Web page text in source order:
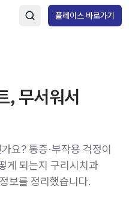
플레이스 바로가기
, 무서워서
요? 통증·부작용 걱정이
게 되는지 구리시치과
보를 정리했습니다.